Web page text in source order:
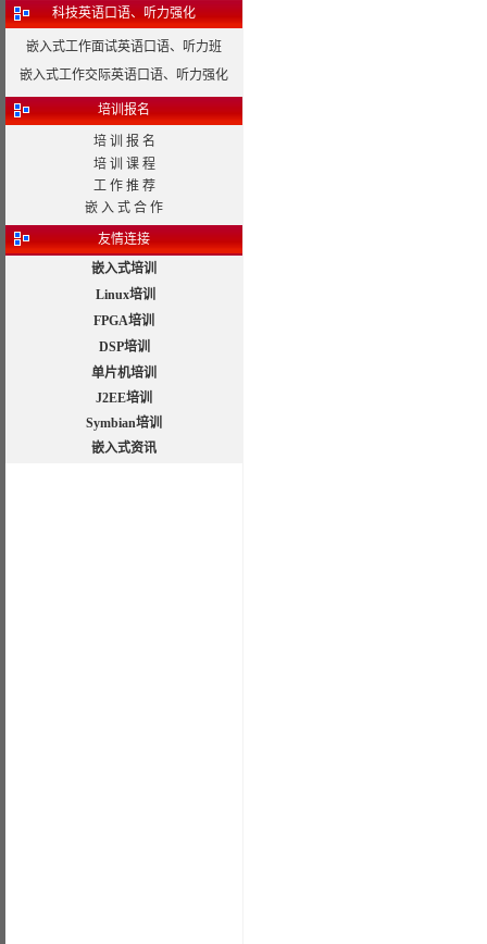
科技英语口语、听力强化
嵌入式工作面试英语口语、听力班
嵌入式工作交际英语口语、听力强化
培训报名
培 训 报 名
培 训 课 程
工 作 推 荐
嵌 入 式 合 作
友情连接
嵌入式培训
Linux培训
FPGA培训
DSP培训
单片机培训
J2EE培训
Symbian培训
嵌入式资讯